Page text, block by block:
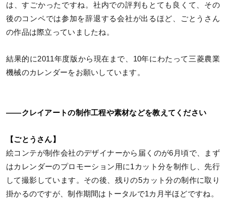
は、すごかったですね。社内での評判もとても良くて、その
後のコンペでは参加を辞退する会社が出るほど、ごとうさん
の作品は際立っていましたね。
結果的に2011年度版から現在まで、10年にわたって三菱農業
機械のカレンダーをお願いしています。
――クレイアートの制作工程や素材などを教えてください
【ごとうさん】
絵コンテが制作会社のデザイナーから届くのが6月頃で、まず
はカレンダーのプロモーション用に1カット分を制作し、先行
して撮影しています。その後、残りの5カット分の制作に取り
掛かるのですが、制作期間はトータルで1カ月半ほどですね。